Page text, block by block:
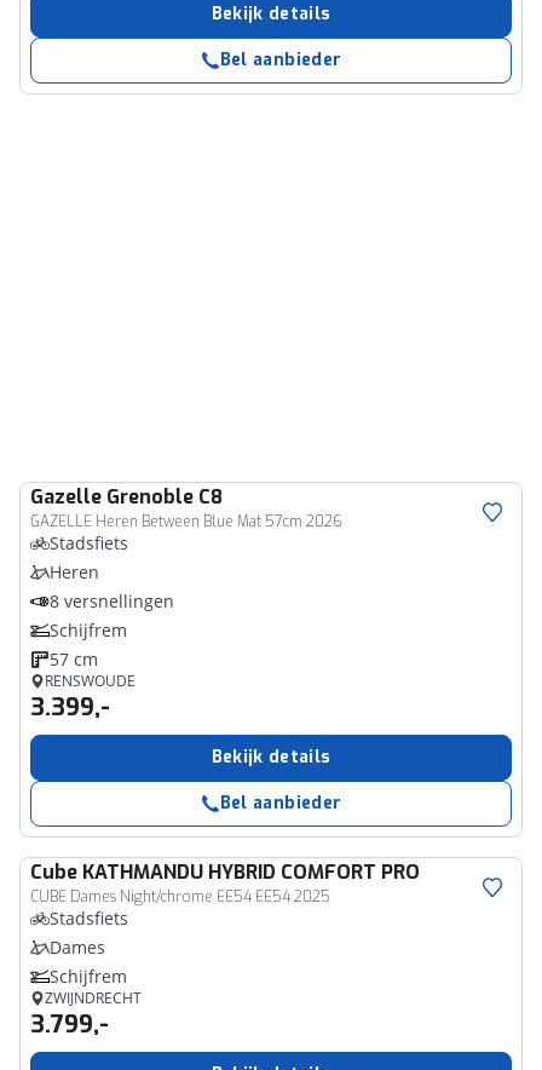
Bekijk details
Bel aanbieder
Gazelle Grenoble C8
GAZELLE Heren Between Blue Mat 57cm 2026
Stadsfiets
Heren
8 versnellingen
Schijfrem
57 cm
RENSWOUDE
3.399,-
Bekijk details
Bel aanbieder
Cube KATHMANDU HYBRID COMFORT PRO
CUBE Dames Night/chrome EE54 EE54 2025
Stadsfiets
Dames
Schijfrem
ZWIJNDRECHT
3.799,-